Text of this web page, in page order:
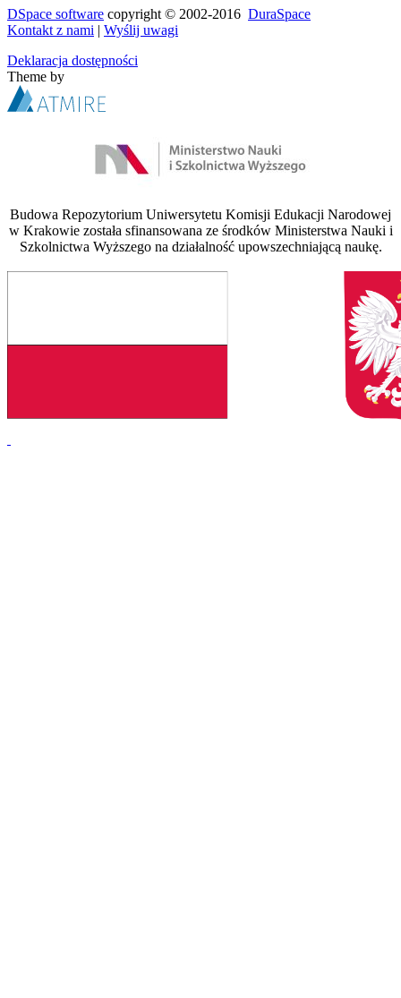
DSpace software copyright © 2002-2016 DuraSpace
Kontakt z nami | Wyślij uwagi
Deklaracja dostępności
Theme by
Budowa Repozytorium Uniwersytetu Komisji Edukacji Narodowej
w Krakowie została sfinansowana ze środków Ministerstwa Nauki i
Szkolnictwa Wyższego na działalność upowszechniającą naukę.